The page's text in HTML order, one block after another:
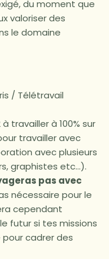
du moment que
valoriser des
le domaine
/ Télétravail
travailler à 100% sur
travailler avec
avec plusieurs
graphistes etc…).
pas avec
nécessaire pour le
cependant
futur si tes missions
cadrer des